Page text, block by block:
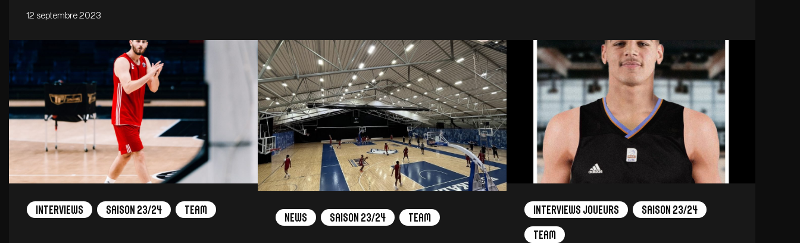
12 septembre 2023
Interviews Saison 23/24 Team
News Saison 23/24 Team
Interviews Joueurs Saison 23/24
Team